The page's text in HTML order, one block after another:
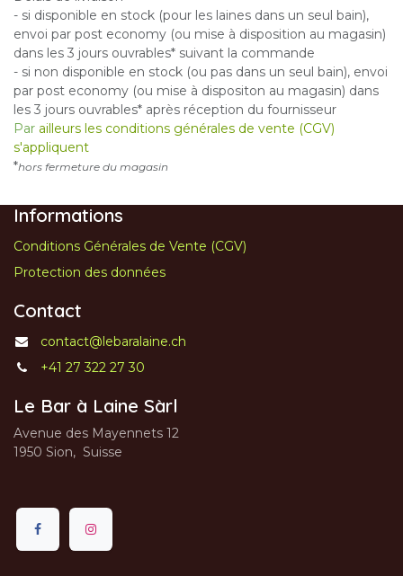
- si disponible en stock (pour les laines dans un seul bain),
envoi par post economy (ou mise à disposition au magasin)
dans les 3 jours ouvrables* suivant la commande
- si non disponible en stock (ou pas dans un seul bain), envoi
par post economy (ou mise à dispositon au magasin) dans
les 3 jours ouvrables* après réception du fournisseur
Par ailleurs les conditions générales de vente (CGV)
s'appliquent
*hors fermeture du magasin
Informations
Conditions Générales de Vente (CGV)
Protection des données
Contact
contact@lebaralaine.ch
+41 27 322 27 30
Le Bar à Laine Sàrl
Avenue des Mayennets 12
1950 Sion, Suisse